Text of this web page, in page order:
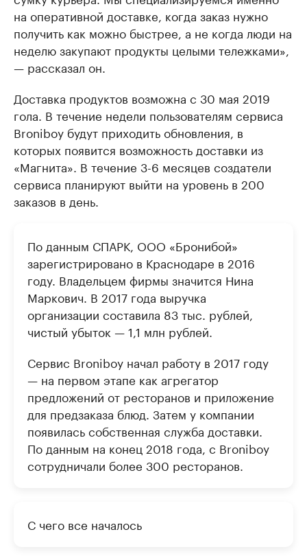
на оперативной доставке, когда заказ нужно
получить как можно быстрее, а не когда люди на
неделю закупают продукты целыми тележками»,
— рассказал он.
Доставка продуктов возможна с 30 мая 2019
гола. В течение недели пользователям сервиса
Broniboy будут приходить обновления, в
которых появится возможность доставки из
«Магнита». В течение 3-6 месяцев создатели
сервиса планируют выйти на уровень в 200
заказов в день.
По данным СПАРК, ООО «Бронибой»
зарегистрировано в Краснодаре в 2016
году. Владельцем фирмы значится Нина
Маркович. В 2017 года выручка
организации составила 83 тыс. рублей,
чистый убыток — 1,1 млн рублей.
Сервис Broniboy начал работу в 2017 году
— на первом этапе как агрегатор
предложений от ресторанов и приложение
для предзаказа блюд. Затем у компании
появилась собственная служба доставки.
По данным на конец 2018 года, с Broniboy
сотрудничали более 300 ресторанов.
С чего все началось